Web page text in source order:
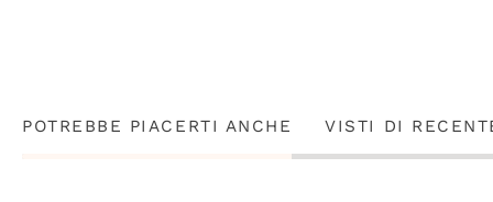
POTREBBE PIACERTI ANCHE VISTI DI